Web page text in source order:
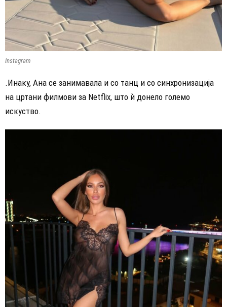
Instagram
.Инаку, Ана се занимавала и со танц и со синхронизација
на цртани филмови за Netflix, што ѝ донело големо
искуство.